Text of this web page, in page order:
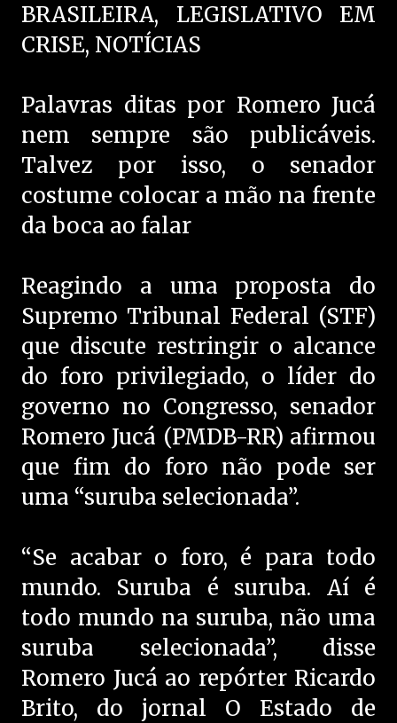
BRASILEIRA, LEGISLATIVO EM
CRISE, NOTÍCIAS
Palavras ditas por Romero Jucá
nem sempre são publicáveis.
Talvez por isso, o senador
costume colocar a mão na frente
da boca ao falar
Reagindo a uma proposta do
Supremo Tribunal Federal (STF)
que discute restringir o alcance
do foro privilegiado, o líder do
governo no Congresso, senador
Romero Jucá (PMDB-RR) afirmou
que fim do foro não pode ser
uma “suruba selecionada”.
“Se acabar o foro, é para todo
mundo. Suruba é suruba. Aí é
todo mundo na suruba, não uma
suruba selecionada”, disse
Romero Jucá ao repórter Ricardo
Brito, do jornal O Estado de